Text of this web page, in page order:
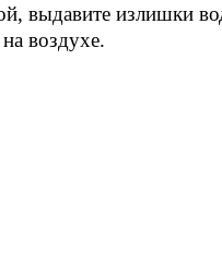
выдавите излишки
воздухе.